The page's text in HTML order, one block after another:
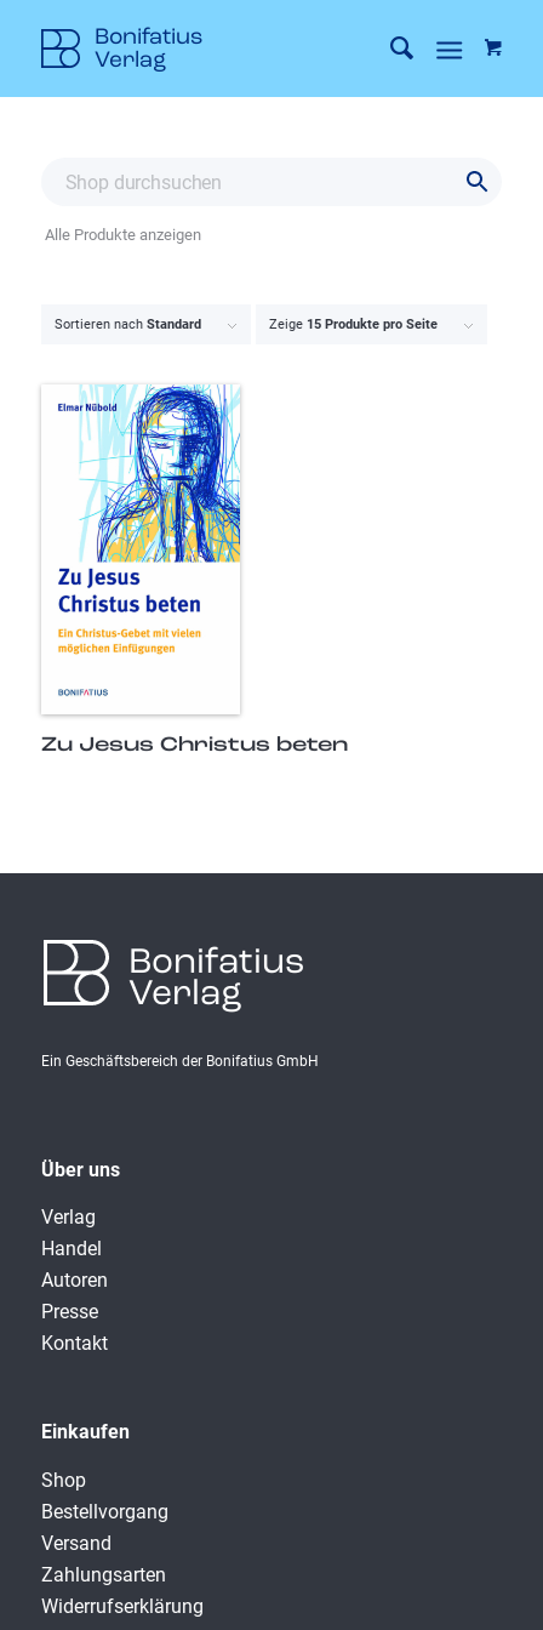
Sortieren nach Standard Zeige 15 Produkte pro Seite
Zu Jesus Christus beten
Alle Produkte anzeigen
Bonifatius
Verlag
Ein Geschäftsbereich der Bonifatius GmbH
Über uns
Verlag
Handel
Autoren
Presse
Kontakt
Einkaufen
Shop
Bestellvorgang
Versand
Zahlungsarten
Widerrufserklärung